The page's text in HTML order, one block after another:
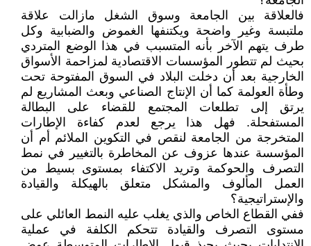
فالعلاقة بين الجامعة وسوق الشغل مازالت علاقة
ملتبسة وغير واضحة ويكتنفها الغموض والضبابية وكل
طرف يتهم الآخر بأنه المتسبب في هذا الوضع المتردي
بحيث لم تتطور المؤسسات الاقتصادية لمزاحمة الأسواق
الخارجية بعد أن دخلت البلاد في السوق المفتوحة تحت
وطأة العولمة كما أن الإنتاج الصناعي وبعث المشاريع لم
يرتق إلى تطلعات المجتمع للقضاء على البطالة
المستفحلة. فهل هذا يرجع لعدم كفاءة الإطارات
المتخرجة من الجامعة لنقص في التكوين الملائم أم أن
المؤسسة عندها عزوف عن المخاطرة بالتغيير في نمط
التصرف والحوكمة وتريد الاكتفاء بمستوى بسيط من
العمل المألوف والمشكل متعلق بالهيكلة والقيادة
والإستراتيجية؟
ففي القطاع الخاص والذي يغلب عليه النمط العائلي على
مستوى التصرف والقيادة تتحكم الكلفة في عملية